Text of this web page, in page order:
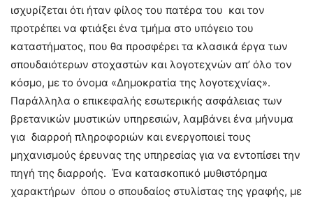
ισχυρίζεται ότι ήταν φίλος του πατέρα του και τον
προτρέπει να φτιάξει ένα τμήμα στο υπόγειο του
καταστήματος, που θα προσφέρει τα κλασικά έργα των
σπουδαιότερων στοχαστών και λογοτεχνών απ’ όλο τον
κόσμο, με το όνομα «Δημοκρατία της λογοτεχνίας».
Παράλληλα ο επικεφαλής εσωτερικής ασφάλειας των
βρετανικών μυστικών υπηρεσιών, λαμβάνει ένα μήνυμα
για διαρροή πληροφοριών και ενεργοποιεί τους
μηχανισμούς έρευνας της υπηρεσίας για να εντοπίσει την
πηγή της διαρροής. Ένα κατασκοπικό μυθιστόρημα
χαρακτήρων όπου ο σπουδαίος στυλίστας της γραφής, με